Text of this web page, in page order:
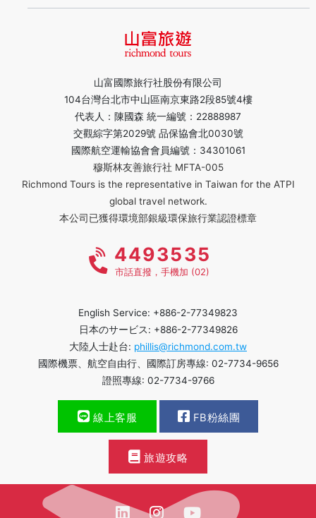
山富國際旅行社股份有限公司
104台灣台北市中山區南京東路2段85號4樓
代表人：陳國森 統一編號：22888987
交觀綜字第2029號 品保協會北0030號
國際航空運輸協會會員編號：34301061
穆斯林友善旅行社 MFTA-005
Richmond Tours is the representative in Taiwan for the ATPI
global travel network.
本公司已獲得環境部銀級環保旅行業認證標章
4493535
市話直撥，手機加 (02)
English Service: +886-2-77349823
日本のサービス: +886-2-77349826
大陸人士赴台: phillis@richmond.com.tw
國際機票、航空自由行、國際訂房專線: 02-7734-9656
證照專線: 02-7734-9766
線上客服 FB粉絲團
旅遊攻略